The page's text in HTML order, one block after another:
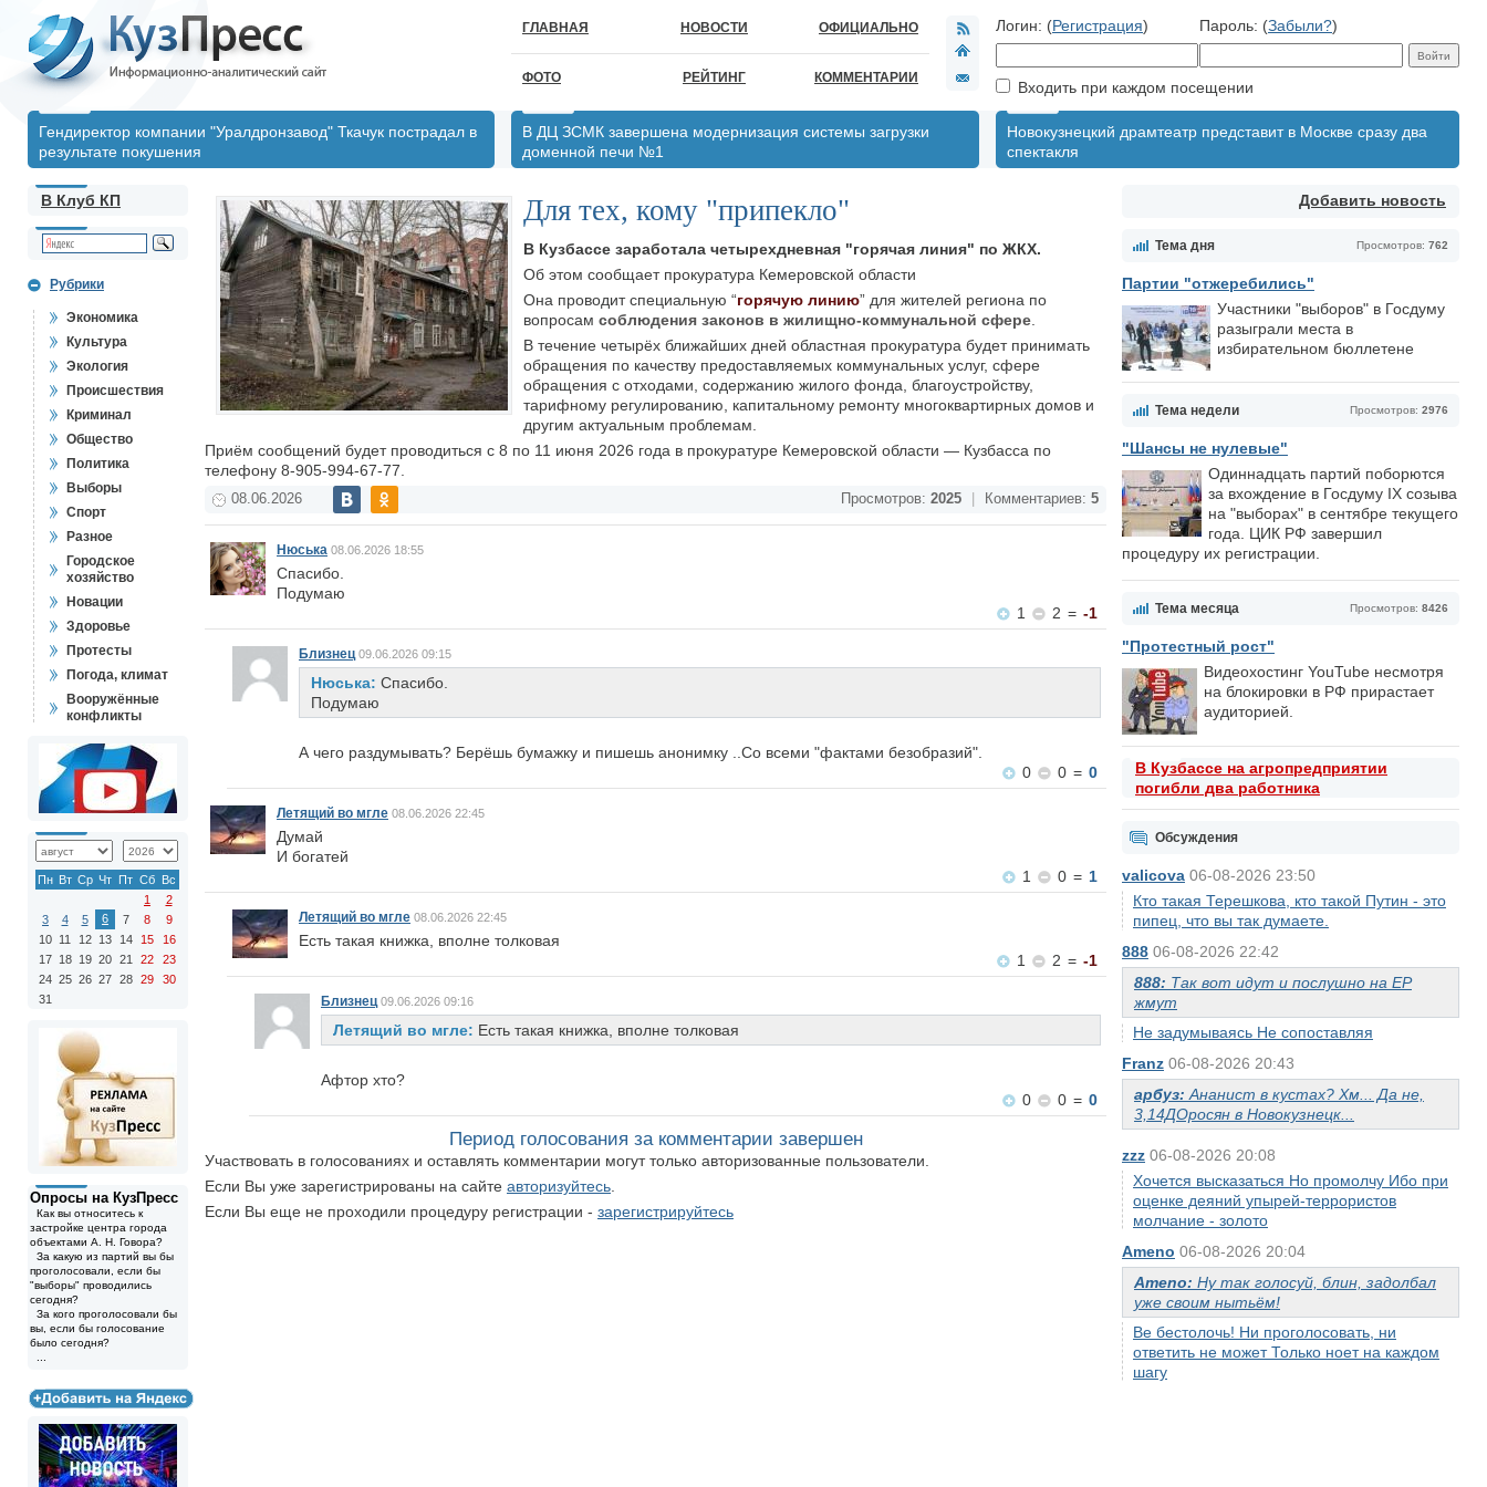
ГЛАВНАЯ НОВОСТИ ОФИЦИАЛЬНО
ФОТО РЕЙТИНГ КОММЕНТАРИИ
Логин: (Регистрация) Пароль: (Забыли?)
Входить при каждом посещении
Гендиректор компании "Уралдронзавод" Ткачук пострадал в
результате покушения
В ДЦ ЗСМК завершена модернизация системы загрузки
доменной печи №1
Новокузнецкий драмтеатр представит в Москве сразу два
спектакля
Добавить новость
Просмотров: 762
Тема дня
Партии "отжеребились"
Участники "выборов" в Госдуму
разыграли места в
избирательном бюллетене
Просмотров: 2976
Тема недели
"Шансы не нулевые"
Одиннадцать партий поборются
за вхождение в Госдуму IX созыва
на "выборах" в сентябре текущего
года. ЦИК РФ завершил
процедуру их регистрации.
Просмотров: 8426
Тема месяца
"Протестный рост"
Видеохостинг YouTube несмотря
на блокировки в РФ прирастает
аудиторией.
В Кузбассе на агропредприятии
погибли два работника
Обсуждения
valicova 06-08-2026 23:50
Кто такая Терешкова, кто такой Путин - это
пипец, что вы так думаете.
888 06-08-2026 22:42
888: Так вот идут и послушно на ЕР
жмут
Не задумываясь Не сопоставляя
Franz 06-08-2026 20:43
арбуз: Ананист в кустах? Хм... Да не,
3,14ДОросян в Новокузнецк...
zzz 06-08-2026 20:08
Хочется высказаться Но промолчу Ибо при
оценке деяний упырей-террористов
молчание - золото
Ameno 06-08-2026 20:04
Ameno: Ну так голосуй, блин, задолбал
уже своим нытьём!
Ве бестолочь! Ни проголосовать, ни
ответить не может Только ноет на каждом
шагу
В Клуб КП
Рубрики
Экономика
Культура
Экология
Происшествия
Криминал
Общество
Политика
Выборы
Спорт
Разное
Городское
хозяйство
Новации
Здоровье
Протесты
Погода, климат
Вооружённые
конфликты
Пн Вт Ср Чт Пт Сб Вс
1
2
3
4 5 6 7 8
9
10 11 12 13 14 15
16
17 18 19 20 21 22
23
24 25 26 27 28 29
30
31
Опросы на КузПресс
Как вы относитесь к
застройке центра города
объектами А. Н. Говора?
За какую из партий вы бы
проголосовали, если бы
"выборы" проводились
сегодня?
За кого проголосовали бы
вы, если бы голосование
было сегодня?
Для тех, кому "припекло"
В Кузбассе заработала четырехдневная "горячая линия" по ЖКХ.
Об этом сообщает прокуратура Кемеровской области
Она проводит специальную “горячую линию” для жителей региона по
вопросам соблюдения законов в жилищно-коммунальной сфере
В течение четырёх ближайших дней областная прокуратура будет принимать
обращения по качеству предоставляемых коммунальных услуг, сфере
обращения с отходами, содержанию жилого фонда, благоустройству,
тарифному регулированию, капитальному ремонту многоквартирных домов и
другим актуальным проблемам.
Приём сообщений будет проводиться с 8 по 11 июня 2026 года в прокуратуре Кемеровской области — Кузбасса по
телефону 8-905-994-67-77.
08.06.2026 Просмотров: 2025 Комментариев: 5
Нюська 08.06.2026 18:55
Спасибо.
Подумаю
1
2 = -1
Близнец 09.06.2026 09:15
Нюська: Спасибо.
Подумаю
А чего раздумывать? Берёшь бумажку и пишешь анонимку ..Со всеми "фактами безобразий".
0
0 = 0
Летящий во мгле 08.06.2026 22:45
Думай
И богатей
1
0 = 1
Летящий во мгле 08.06.2026 22:45
Есть такая книжка, вполне толковая
1
2 = -1
Близнец 09.06.2026 09:16
Летящий во мгле: Есть такая книжка, вполне толковая
Афтор хто?
0
0 = 0
Период голосования за комментарии завершен
Участвовать в голосованиях и оставлять комментарии могут только авторизованные пользователи.
Если Вы уже зарегистрированы на сайте авторизуйтесь
Если Вы еще не проходили процедуру регистрации - зарегистрируйтесь